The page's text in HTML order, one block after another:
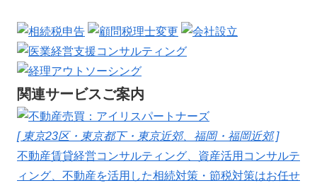
関連サービスご案内
[ 東京23区・東京都下・東京近郊、福岡・福岡近郊 ]
不動産賃貸経営コンサルティング、資産活用コンサルテ
ィング、不動産を活用した相続対策・節税対策はお任せ